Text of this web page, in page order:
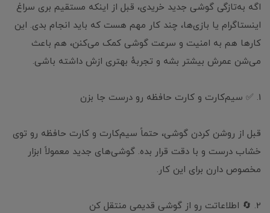
اگه به‌تازگی گوشی جدید خریدی، قبل از اینکه مستقیم بری سراغ
اینستاگرام یا بازی‌ها، چند کار مهم هست که باید انجام بدی. این
کارها هم به امنیت و سرعت گوشی کمک می‌کنن، هم باعث
می‌شن عمرش بیشتر بشه و تجربهٔ بهتری ازش داشته باشی.
1. ✅ سیم‌کارت و کارت حافظه رو درست جا بزن
قبل از روشن کردن گوشی، حتماً سیم‌کارت و کارت حافظه رو توی
خشاب درست و با دقت قرار بده. گوشی‌های جدید معمولاً ابزار
مخصوص دارن برای این کار.
2. 🔄 اطلاعاتت رو از گوشی قدیمی منتقل کن